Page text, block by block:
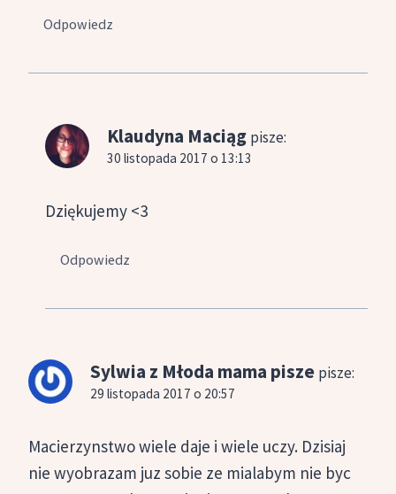
Odpowiedz
Klaudyna Maciąg pisze:
30 listopada 2017 o 13:13
Dziękujemy <3
Odpowiedz
Sylwia z Młoda mama pisze pisze:
29 listopada 2017 o 20:57
Macierzynstwo wiele daje i wiele uczy. Dzisiaj
nie wyobrazam juz sobie ze mialabym nie byc